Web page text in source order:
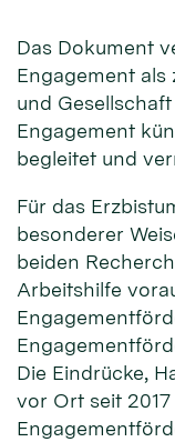
Das Dokument
Engagement als
und
Engagement
begleitet und
Für das
besonderer
beiden
Arbeitshilfe
Die Eindrücke,
vor Ort seit